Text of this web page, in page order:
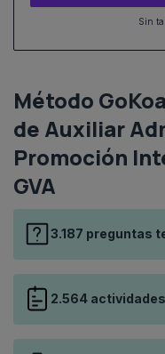
Sin
Método
de Auxiliar
Promoción
GVA
3.187 preguntas
2.564